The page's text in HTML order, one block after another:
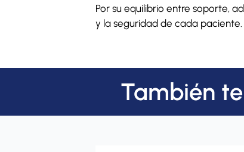
Por su equilibrio entre soporte,
y la seguridad de cada paciente.
También